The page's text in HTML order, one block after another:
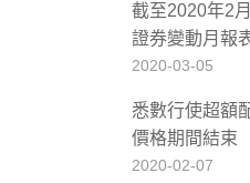
截至2020年2
證券變動月報
2020-03-05
悉數行使超額
價格期間結束
2020-02-07